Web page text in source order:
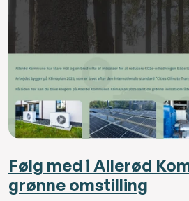
Følg med i Allerød
grønne omstilling